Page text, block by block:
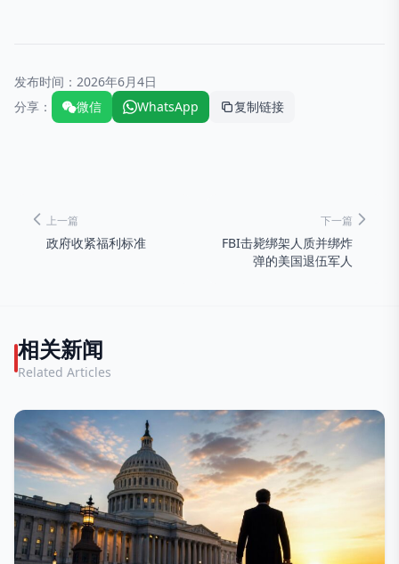
发布时间： 2026年6月4日
分享：
微信 WhatsApp 复制链接
上一篇
政府收紧福利标准
下一篇
FBI击毙绑架人质并绑炸
弹的美国退伍军人
相关新闻
Related Articles